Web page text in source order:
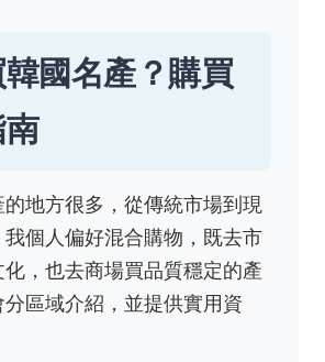
國名產？購買
地方很多，從傳統市場到現
個人偏好混合購物，既去市
，也去商場買品質穩定的產
區域介紹，並提供實用資